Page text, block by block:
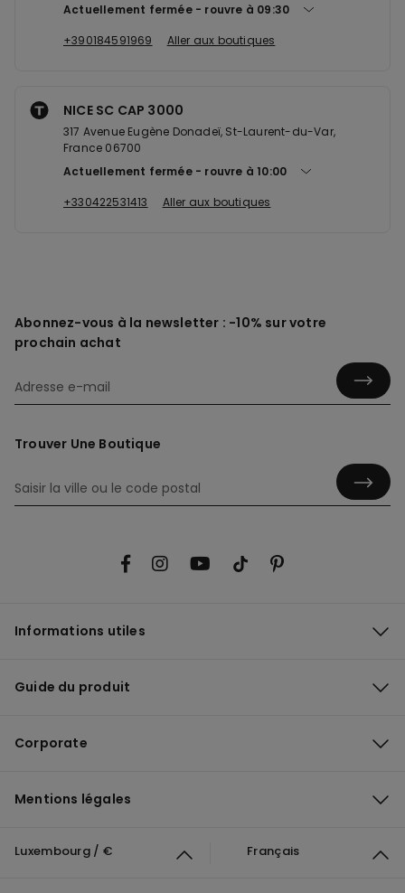
Actuellement fermée
rouvre à 09:30
+390184591969
Aller aux boutiques
NICE SC CAP 3000
317 Avenue Eugène Donadeï, St-Laurent-du-Var,
France 06700
Actuellement fermée
rouvre à 10:00
+330422531413
Aller aux boutiques
Abonnez-vous à la newsletter : -10% sur votre
prochain achat
Trouver Une Boutique
Informations utiles
Guide du produit
Corporate
Mentions légales
Luxembourg / € Français